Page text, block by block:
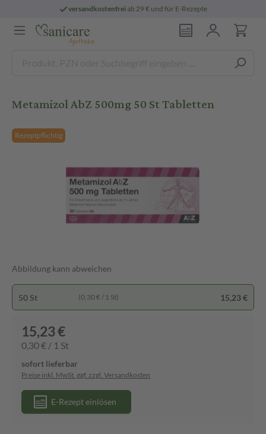
versandkostenfreiab 29 € und für E-Rezepte
Metamizol AbZ 500mg 50 St Tabletten
Rezeptpflichtig
Abbildung kann abweichen
50 St (0,30 € / 1 St) 15,23 €
15,23 €
0,30 € / 1 St
sofort lieferbar
Preise inkl. MwSt. ggf. zzgl. Versandkosten
E-Rezept einlösen